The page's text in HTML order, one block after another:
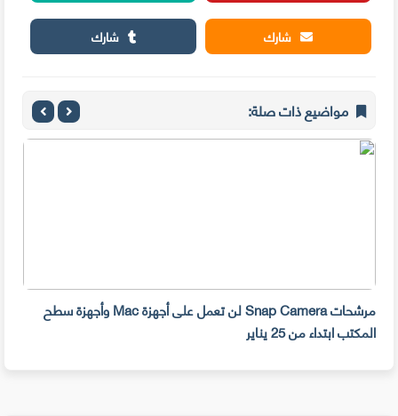
شارك
شارك
مواضيع ذات صلة:
مرشحات Snap Camera لن تعمل على أجهزة Mac وأجهزة سطح
المكتب ابتداء من 25 يناير